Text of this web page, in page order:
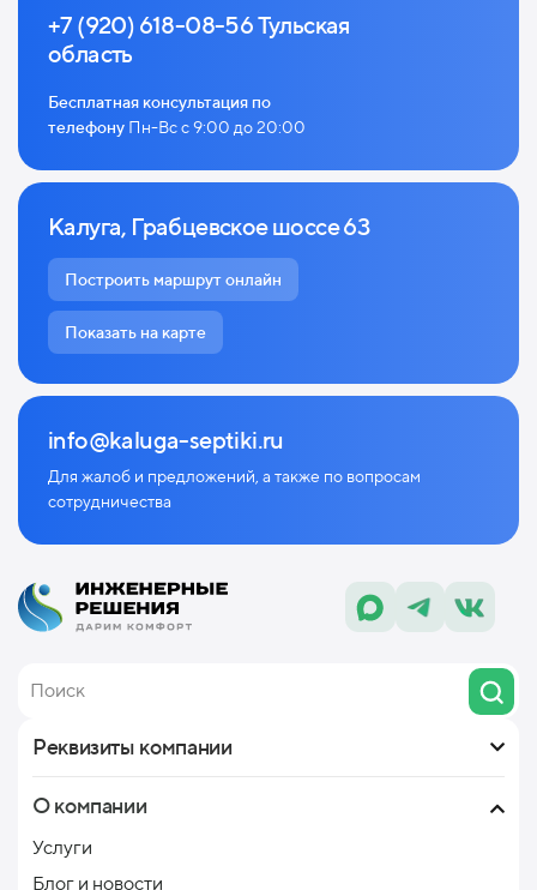
+7 (920) 618-08-56 Тульская
область
Бесплатная консультация по
телефону Пн-Вс с 9:00 до 20:00
Калуга, Грабцевское шоссе 63
Построить маршрут онлайн
Показать на карте
info@kaluga-septiki.ru
Для жалоб и предложений, а также по вопросам
сотрудничества
Реквизиты компании
О компании
Услуги
Блог и новости